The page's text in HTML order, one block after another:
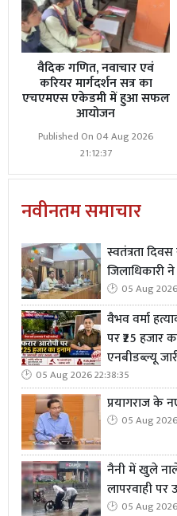
वैदिक गणित, नवाचार एवं
करियर मार्गदर्शन सत्र का
एचएमएस एकेडमी में हुआ सफल
आयोजन
Published On 04 Aug 2026
21:12:37
नवीनतम समाचार
स्वतंत्रता
जिलाधिकारी
05 Aug
वैभव वर्मा
पर ₹25 हजार
एनबीडब्ल्यू
05 Aug 2026 22:38:35
प्रयागराज के
05 Aug
नैनी में खुले
लापरवाही
05 Aug